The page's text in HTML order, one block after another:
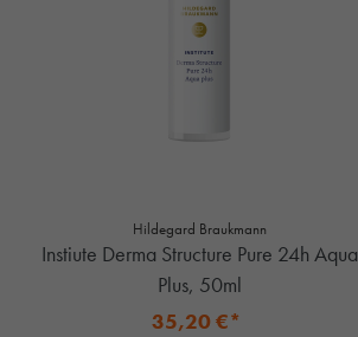
Hildegard Braukmann
Instiute Derma Structure Pure 24h Aqua
Plus, 50ml
35,20 €*